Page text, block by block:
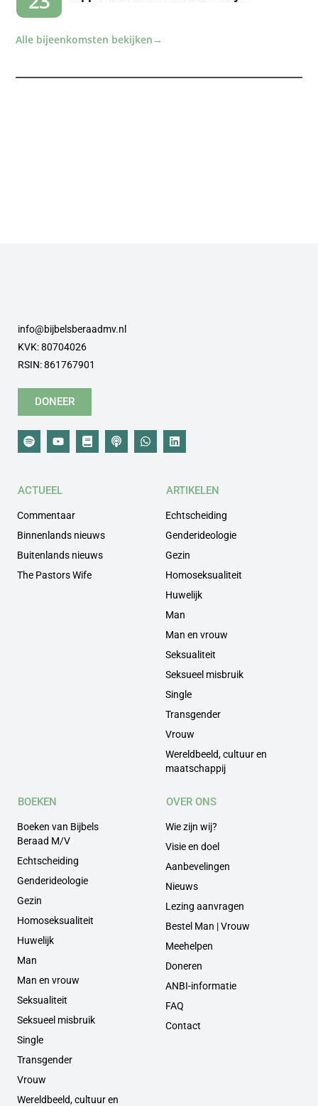
23
Alle bijeenkomsten bekijken →
info@bijbelsberaadmv.nl
KVK: 80704026
RSIN: 861767901
DONEER
ACTUEEL
Commentaar
Binnenlands nieuws
Buitenlands nieuws
The Pastors Wife
ARTIKELEN
Echtscheiding
Genderideologie
Gezin
Homoseksualiteit
Huwelijk
Man
Man en vrouw
Seksualiteit
Seksueel misbruik
Single
Transgender
Vrouw
Wereldbeeld, cultuur en
maatschappij
BOEKEN
Boeken van Bijbels
Beraad M/V
Echtscheiding
Genderideologie
Gezin
Homoseksualiteit
Huwelijk
Man
Man en vrouw
Seksualiteit
Seksueel misbruik
Single
Transgender
Vrouw
OVER ONS
Wie zijn wij?
Visie en doel
Aanbevelingen
Nieuws
Lezing aanvragen
Bestel Man | Vrouw
Meehelpen
Doneren
ANBI-informatie
FAQ
Contact